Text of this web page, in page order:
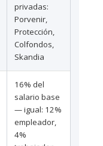
privadas:
Porvenir,
Protección,
Colfondos,
Skandia
16% del
salario base
— igual: 12%
empleador,
4%